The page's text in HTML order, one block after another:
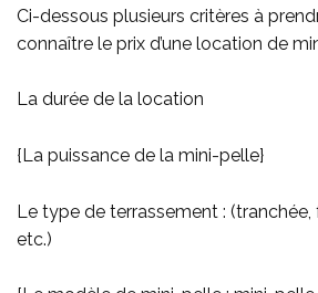
Ci-dessous plusieurs critères à
connaître le prix d’une location de
La durée de la location
{La puissance de la mini-pelle}
Le type de terrassement : (tranchée,
etc.)